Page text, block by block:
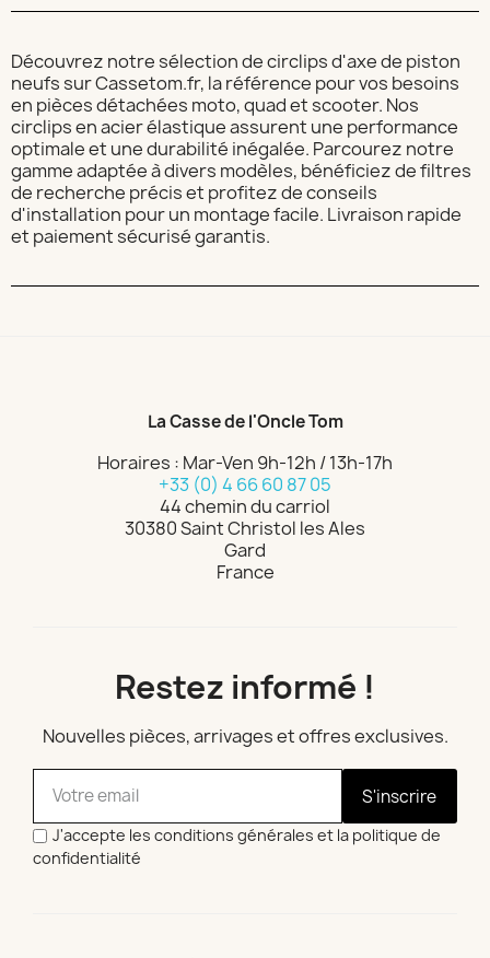
Découvrez notre sélection de circlips d'axe de piston
neufs sur Cassetom.fr, la référence pour vos besoins
en pièces détachées moto, quad et scooter. Nos
circlips en acier élastique assurent une performance
optimale et une durabilité inégalée. Parcourez notre
gamme adaptée à divers modèles, bénéficiez de filtres
de recherche précis et profitez de conseils
d'installation pour un montage facile. Livraison rapide
et paiement sécurisé garantis.
La Casse de l'Oncle Tom
Horaires : Mar-Ven 9h-12h / 13h-17h
+33 (0) 4 66 60 87 05
44 chemin du carriol
30380 Saint Christol les Ales
Gard
France
Restez informé !
Nouvelles pièces, arrivages et offres exclusives.
S'inscrire
J'accepte les conditions générales et la politique de
confidentialité